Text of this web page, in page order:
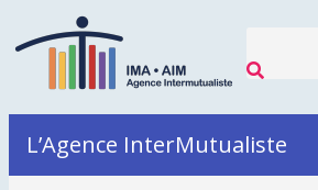
L’Agence InterMutualiste